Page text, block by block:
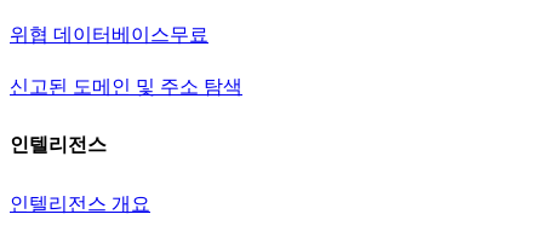
위협 데이터베이스무료
신고된 도메인 및 주소 탐색
인텔리전스
인텔리전스 개요